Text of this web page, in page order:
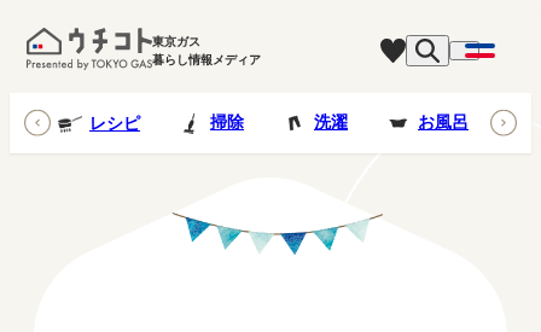
東京ガス
暮らし情報メディア
レシピ 掃除 洗濯 お風呂